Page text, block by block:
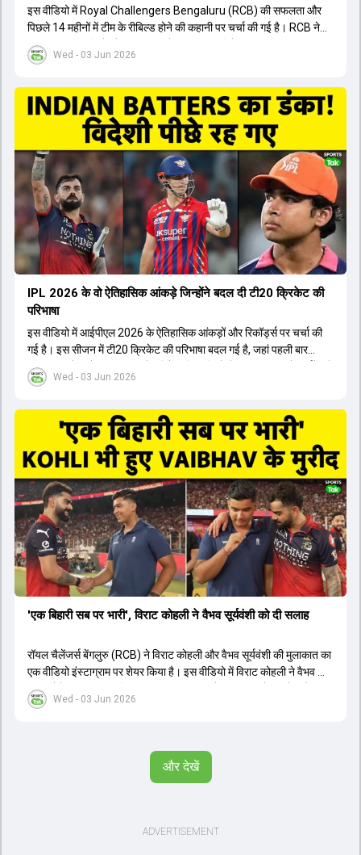
Wed - 03 Jun 2026
इस वीडियो में Royal Challengers Bengaluru (RCB) की सफलता और
पिछले 14 महीनों में टीम के रीबिल्ड होने की कहानी पर चर्चा की गई है। RCB ने
अपनी पुरानी गलतियों को स्वीकार करते हुए एक नया रिसेट बटन दबाया। टीम
मैनेजमेंट में Mo Bobat, Andy Flower, Dinesh Karthik और एनालिस्ट
के तहत Bhuvneshwar Kumar, Krunal Pandya और Rasikh Salam
जैसे भारतीय खिलाड़ियों को टीम में शामिल किया गया, जिन्होंने शानदार प्रदर्शन
किया। इसके अलावा, Virat Kohli की भूमिका में भी बदलाव देखा गया, जहां वह
अब टीम के युवा खिलाड़ियों के साथ ज्यादा जुड़े हुए नजर आते हैं। कप्तान Rajat
Patidar के नेतृत्व में टीम का कम्युनिकेशन बहुत स्पष्ट रहा है। एनालिस्ट से लेकर
मैनेजमेंट तक, सभी एक ही पेज पर रहते हैं, जिससे मैदान पर कोई कंफ्यूजन नहीं
होता। यही कारण है कि RCB ने लगातार सफलता हासिल की है।
Wed - 03 Jun 2026
IPL 2026 के वो ऐतिहासिक आंकड़े जिन्होंने बदल दी टी20 क्रिकेट की
परिभाषा
इस वीडियो में आईपीएल 2026 के ऐतिहासिक आंकड़ों और रिकॉर्ड्स पर चर्चा की
गई है। इस सीजन में टी20 क्रिकेट की परिभाषा बदल गई है, जहां पहली बार
भारतीय बल्लेबाजों का स्ट्राइक रेट विदेशी खिलाड़ियों से ज्यादा रहा। पूरे टूर्नामेंट में
1426 छक्के लगे और 65 बार टीमों ने 200 से ज्यादा का स्कोर बनाया, जो एक
स्ट्राइक रेट के साथ मोस्ट वैल्युएबल प्लेयर का खिताब जीता। इसके अलावा पंजाब
और बेंगलुरु के प्रदर्शन के साथ-साथ लक्ष्य का पीछा करने वाली टीमों की सफलता
के आंकड़ों का भी विश्लेषण किया गया है।
Wed - 03 Jun 2026
'एक बिहारी सब पर भारी', विराट कोहली ने वैभव सूर्यवंशी को दी सलाह
रॉयल चैलेंजर्स बेंगलुरु (RCB) ने विराट कोहली और वैभव सूर्यवंशी की मुलाकात का
एक वीडियो इंस्टाग्राम पर शेयर किया है। इस वीडियो में विराट कोहली ने वैभव को
सलाह देते हुए कहा, 'एक बिहारी सब पर भारी। बस गेम खत्म।' कोहली ने उन्हें खुद
पर विश्वास रखने और नकारात्मक बातों पर ध्यान न देने की सलाह दी। आईपीएल
सीरीज खेलेंगे। वहीं, विराट कोहली लंदन रवाना हो गए हैं और अगली वनडे सीरीज में
और देखें